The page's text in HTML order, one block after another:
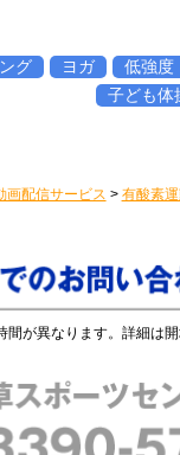
グ ヨガ 低強度
子ども体
画配信サービス > 有酸素
間が異なります。詳細は